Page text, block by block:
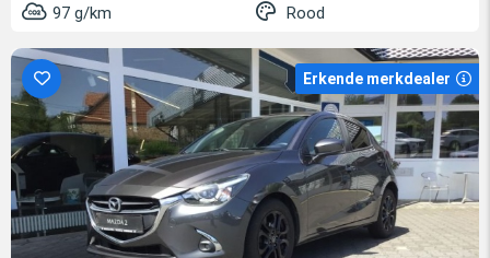
97 g/km
Rood
Erkende merkdealer